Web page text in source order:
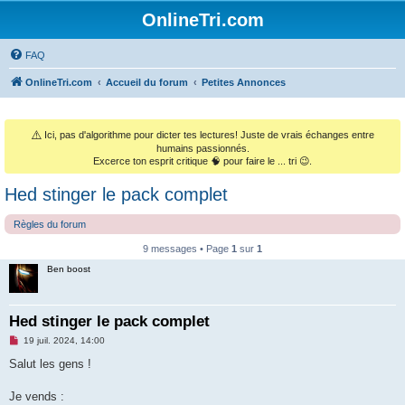
OnlineTri.com
FAQ
OnlineTri.com Accueil du forum Petites Annonces
⚠️ Ici, pas d'algorithme pour dicter tes lectures! Juste de vrais échanges entre
humains passionnés.
Excerce ton esprit critique 🧠 pour faire le ... tri 😉.
Hed stinger le pack complet
Règles du forum
9 messages • Page 1 sur 1
Ben boost
Hed stinger le pack complet
M
s
g
19 juil. 2024, 14:00
Salut les gens !
Je vends :